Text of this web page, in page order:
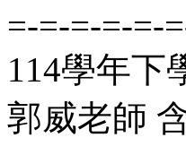
=-=-=-=-=-
114學年下
郭威老師